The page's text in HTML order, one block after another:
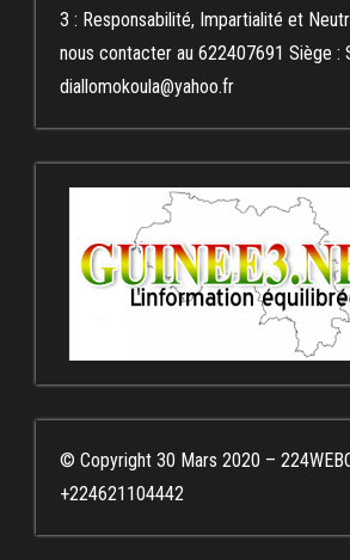
3 : Responsabilité, Impartialité et
nous contacter au 622407691 Siège :
diallomokoula@yahoo.fr
© Copyright 30 Mars 2020 –
+224621104442